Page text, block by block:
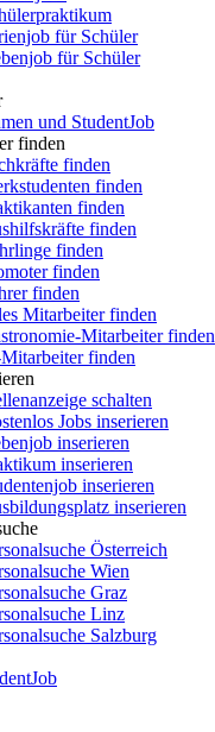
für Schüler
für Schüler
und StudentJob
finden
finden
finden
finden
finden
finden
finden
finden
Mitarbeiter finden
Mitarbeiter finden
finden
schalten
Jobs inserieren
inserieren
inserieren
inserieren
inserieren
Österreich
Wien
Graz
Linz
Salzburg